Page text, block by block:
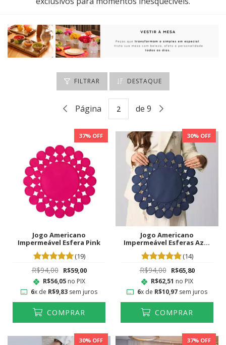
FILTRAR DESTAQUE
Página de 9
37% OFF
Jogo Americano
Impermeável Esfera Pink
(19)
R$94,00 R$59,00
R$56,05no PIX
6x de R$9,83 sem juros
COMPRAR
30% OFF
Jogo Americano
Impermeável Esferas Azul
Marinho
(14)
R$94,00 R$65,80
R$62,51 no PIX
6x de R$10,97sem juros
COMPRAR
30% OFF 37% OFF